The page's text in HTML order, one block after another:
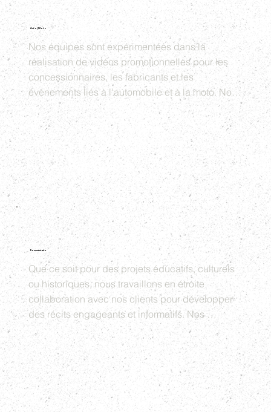
Auto/Moto
Nos équipes sont expérimentées dans la
réalisation de vidéos promotionnelles pour les
concessionnaires, les fabricants et les
événements liés à l'automobile et à la moto. Nous
savons comment mettre en valeur les
caractéristiques techniques et émotionnelles des
véhicules pour créer des vidéos qui parlent aux
passionnés comme aux acheteurs potentiels.
Documentaire
Que ce soit pour des projets éducatifs, culturels
ou historiques, nous travaillons en étroite
collaboration avec nos clients pour développer
des récits engageants et informatifs. Nos
documentaires sont conçus pour captiver le
public tout en transmettant des messages clairs
et impactants.